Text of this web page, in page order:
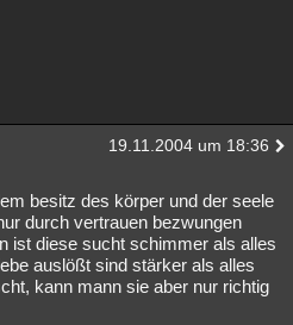
19.11.2004 um 18:36
besitz des körper und der seele
durch vertrauen bezwungen
ist diese sucht schimmer als alles
auslößt sind stärker als alles
kann mann sie aber nur richtig